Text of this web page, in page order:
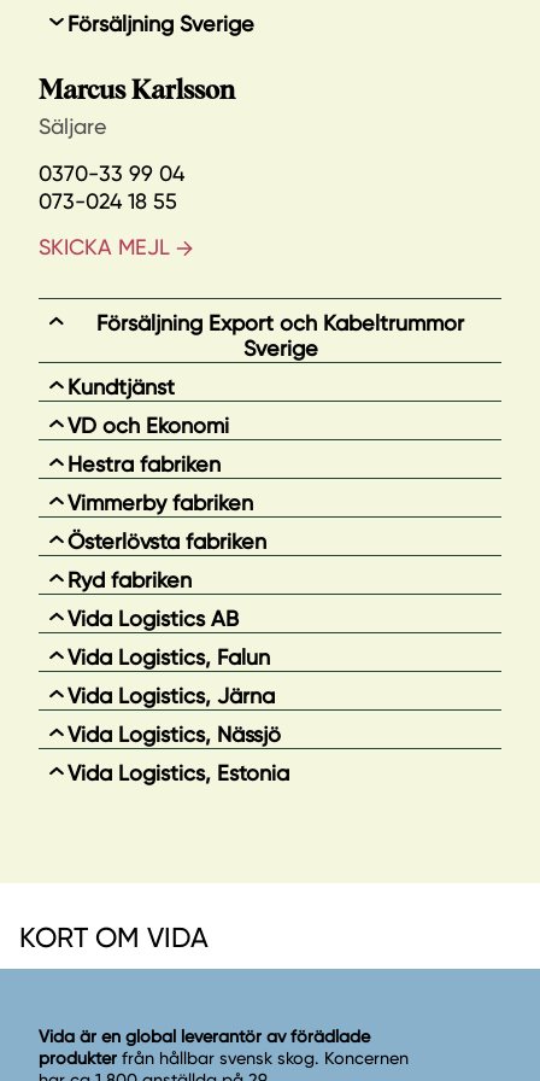
Försäljning Sverige
Marcus Karlsson
Säljare
0370-33 99 04
073-024 18 55
SKICKA MEJL
Försäljning Export och Kabeltrummor
Sverige
Kundtjänst
VD och Ekonomi
Hestra fabriken
Vimmerby fabriken
Österlövsta fabriken
Ryd fabriken
Vida Logistics AB
Vida Logistics, Falun
Vida Logistics, Järna
Vida Logistics, Nässjö
Vida Logistics, Estonia
KORT OM VIDA
Vida är en global leverantör av förädlade
produkter från hållbar svensk skog. Koncernen